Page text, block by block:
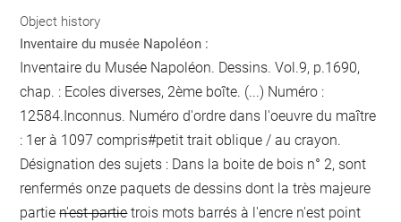
Object history
Inventaire du musée Napoléon :
Inventaire du Musée Napoléon. Dessins. Vol.9, p.1690,
chap. : Ecoles diverses, 2ème boîte. (...) Numéro :
12584.Inconnus. Numéro d'ordre dans l'oeuvre du maître
: 1er à 1097 compris#petit trait oblique / au crayon.
Désignation des sujets : Dans la boite de bois n° 2, sont
renfermés onze paquets de dessins dont la très majeure
partien'est partie trois mots barrés à l'encre n'est point